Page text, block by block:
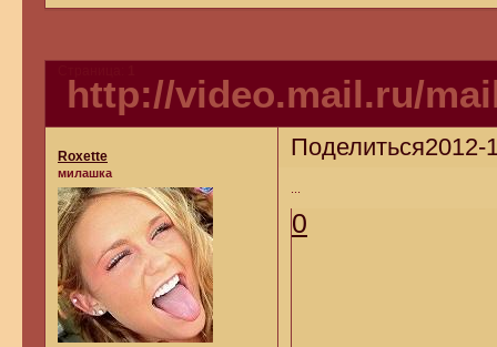
http://video.mail.ru/
Поделиться2012-
Roxette
милашка
0